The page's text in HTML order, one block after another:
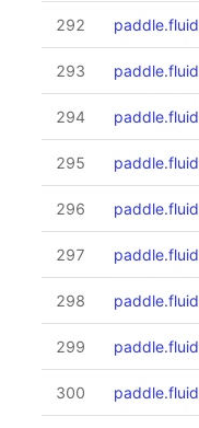
292
293
294
295
296
297
298
299
300